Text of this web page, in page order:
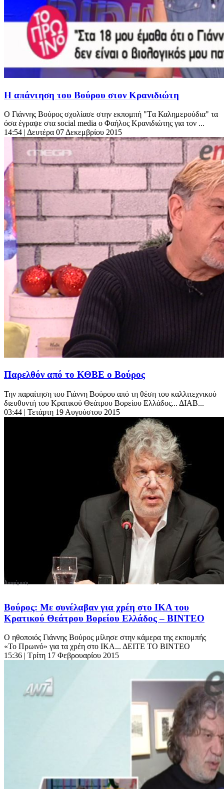
Η απάντηση του Βούρου στον Κρανιδιώτη
Ο Γιάννης Βούρος σχολίασε στην εκπομπή "Tα Καλημερούδια" τα
όσα έγραψε στα social media ο Φαήλος Κρανιδιώτης για τον ...
14:54 | Δευτέρα 07 Δεκεμβρίου 2015
Παρελθόν από το ΚΘΒΕ ο Βούρος
Την παραίτηση του Γιάννη Βούρου από τη θέση του καλλιτεχνικού
διευθυντή του Κρατικού Θεάτρου Βορείου Ελλάδος... ΔΙΑΒ...
03:44 | Τετάρτη 19 Αυγούστου 2015
Βούρος: Με συνέλαβαν για χρέη στο ΙΚΑ του
Κρατικού Θεάτρου Βορείου Ελλάδος – ΒΙΝΤΕΟ
Ο ηθοποιός Γιάννης Βούρος μίλησε στην κάμερα της εκπομπής
«Το Πρωινό» για τα χρέη στο ΙΚΑ... ΔΕΙΤΕ ΤΟ ΒΙΝΤΕΟ
15:36 | Τρίτη 17 Φεβρουαρίου 2015